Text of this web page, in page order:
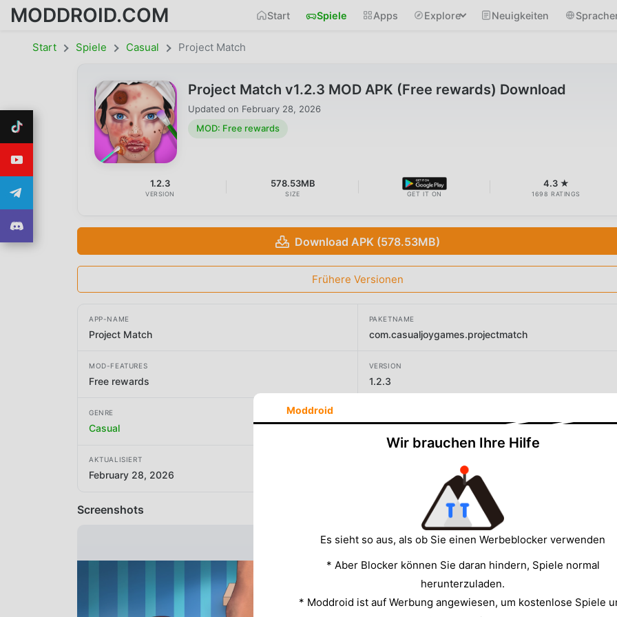
MODDROID.COM Start Spiele Apps Explore Neuigkeiten
Start Spiele Casual Project Match
Project Match v1.2.3 MOD APK (Free rewards) Download
Updated on February 28, 2026
MOD: Free rewards
1.2.3
VERSION
578.53MB
SIZE GET IT ON
4.3 ★
1698 RATINGS
Download APK (578.53MB)
Frühere Versionen
APP-NAME
Project Match
PAKETNAME
com.casualjoygames.projectmatch
MOD-FEATURES
Free rewards
VERSION
1.2.3
GENRE
Casual Casual Joy Games
AKTUALISIERT
February 28, 2026
Screenshots
Moddroid
Wir brauchen Ihre Hilfe
Es sieht so aus, als ob Sie einen Werbeblocker verwenden
* Aber Blocker können Sie daran hindern, Spiele normal
herunterzuladen.
* Moddroid ist auf Werbung angewiesen, um kostenlose Spiele